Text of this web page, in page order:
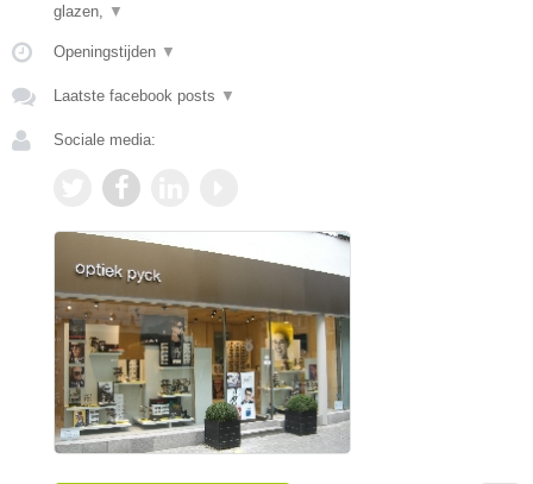
glazen, ▼
Openingstijden ▼
Laatste facebook posts ▼
Sociale media: